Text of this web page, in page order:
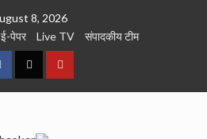
8, 2026
ई-पेपर Live TV संपादकीय टीम
TwitterYoutube